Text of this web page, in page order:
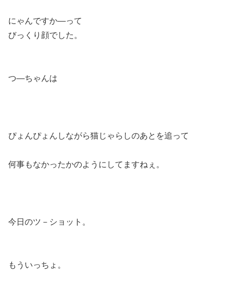
にゃんですか―って
びっくり顔でした。
つ―ちゃんは
ぴょんぴょんしながら猫じゃらしのあとを追って
何事もなかったかのようにしてますねぇ。
今日のツ－ショット。
もういっちょ。